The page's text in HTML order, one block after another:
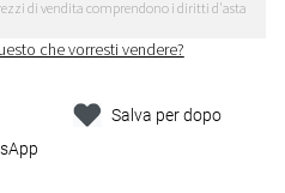
di vendita comprendono i diritti d'asta
che vorresti vendere?
Salva per dopo